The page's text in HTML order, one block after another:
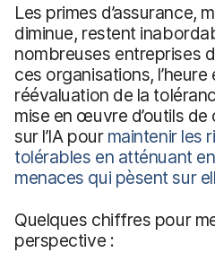
Les primes d’assurance,
diminue, restent
nombreuses entreprises
ces organisations,
réévaluation de la
mise en œuvre d’outils
sur l’IA pour maintenir les
tolérables en atténuant
menaces qui pèsent sur
Quelques chiffres pour
perspective :